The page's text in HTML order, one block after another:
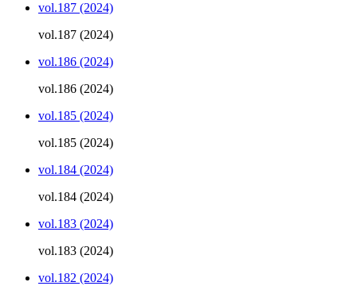
vol.187 (2024)
vol.187 (2024)
vol.186 (2024)
vol.186 (2024)
vol.185 (2024)
vol.185 (2024)
vol.184 (2024)
vol.184 (2024)
vol.183 (2024)
vol.183 (2024)
vol.182 (2024)